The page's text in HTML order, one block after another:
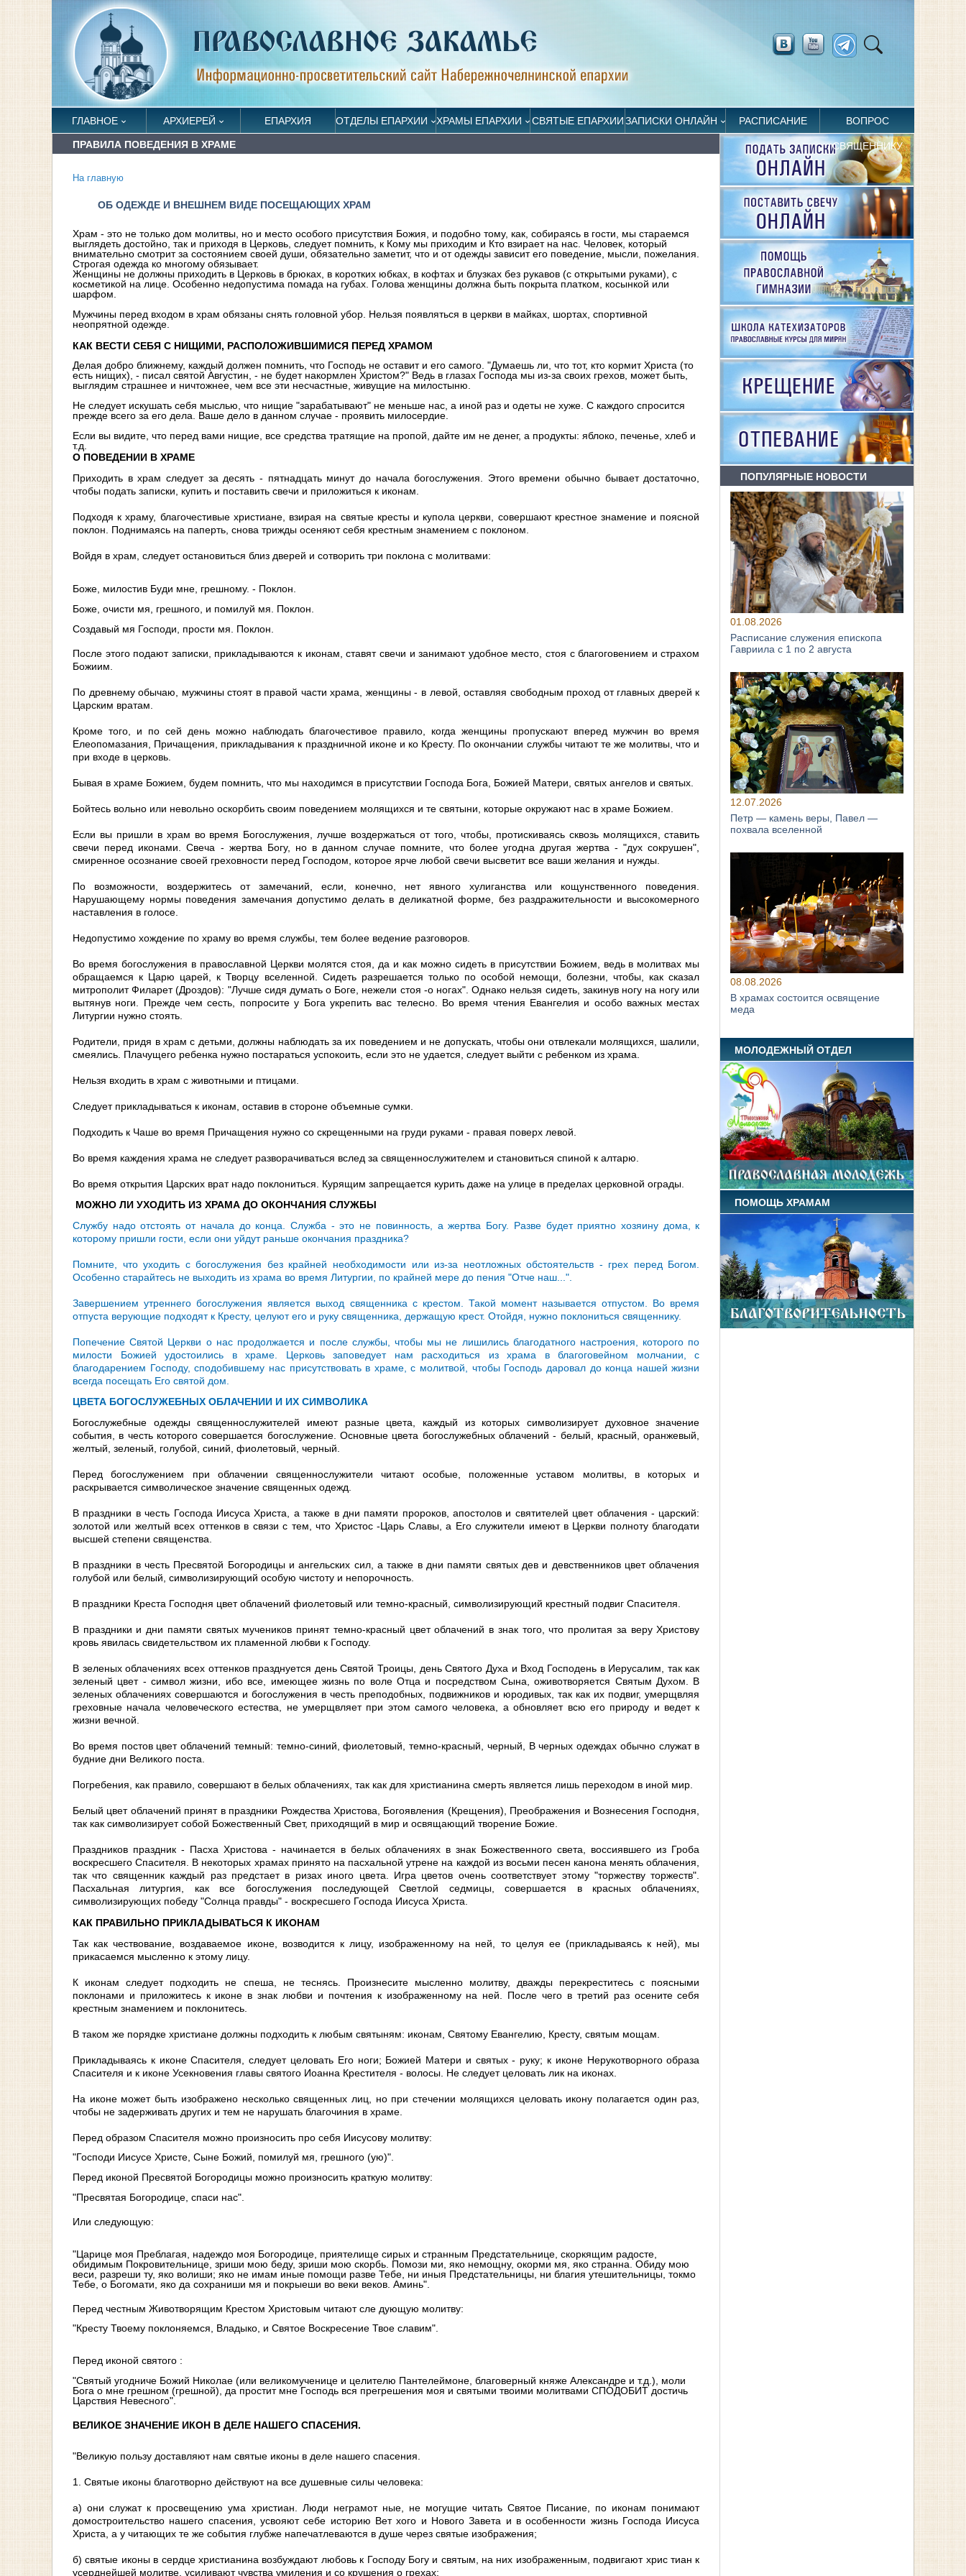
ГЛАВНОЕ АРХИЕРЕЙ ЕПАРХИЯ ОТДЕЛЫ ЕПАРХИИ ХРАМЫ ЕПАРХИИ СВЯТЫЕ ЕПАРХИИЗАПИСКИ ОНЛАЙН РАСПИСАНИЕ ВОПРОС
СВЯЩЕННИКУ
ПРАВИЛА ПОВЕДЕНИЯ В ХРАМЕ
На главную
ОБ ОДЕЖДЕ И ВНЕШНЕМ ВИДЕ ПОСЕЩАЮЩИХ ХРАМ
Храм - это не только дом молитвы, но и место особого присутствия Божия, и подобно тому, как, собираясь в гости, мы стараемся
выглядеть достойно, так и приходя в Церковь, следует помнить, к Кому мы приходим и Кто взирает на нас. Человек, который
внимательно смотрит за состоянием своей души, обязательно заметит, что и от одежды зависит его поведение, мысли, пожелания.
Строгая одежда ко многому обязывает.
Женщины не должны приходить в Церковь в брюках, в коротких юбках, в кофтах и блузках без рукавов (с открытыми руками), с
косметикой на лице. Особенно недопустима помада на губах. Голова женщины должна быть покрыта платком, косынкой или
шарфом.
Мужчины перед входом в храм обязаны снять головной убор. Нельзя появляться в церкви в майках, шортах, спортивной
неопрятной одежде.
КАК ВЕСТИ СЕБЯ С НИЩИМИ, РАСПОЛОЖИВШИМИСЯ ПЕРЕД ХРАМОМ
Делая добро ближнему, каждый должен помнить, что Господь не оставит и его самого. "Думаешь ли, что тот, кто кормит Христа (то
есть нищих), - писал святой Августин, - не будет накормлен Христом?" Ведь в глазах Господа мы из-за своих грехов, может быть,
выглядим страшнее и ничтожнее, чем все эти несчастные, живущие на милостыню.
Не следует искушать себя мыслью, что нищие "зарабатывают" не меньше нас, а иной раз и одеты не хуже. С каждого спросится
прежде всего за его дела. Ваше дело в данном случае - проявить милосердие.
Если вы видите, что перед вами нищие, все средства тратящие на пропой, дайте им не денег, а продукты: яблоко, печенье, хлеб и
т.д.
О ПОВЕДЕНИИ В ХРАМЕ
Приходить в храм следует за десять - пятнадцать минут до начала богослужения. Этого времени обычно бывает достаточно,
чтобы подать записки, купить и поставить свечи и приложиться к иконам.
Подходя к храму, благочестивые христиане, взирая на святые кресты и купола церкви, совершают крестное знамение и поясной
поклон. Поднимаясь на паперть, снова трижды осеняют себя крестным знамением с поклоном.
Войдя в храм, следует остановиться близ дверей и сотворить три поклона с молитвами:
Боже, милостив Буди мне, грешному. - Поклон.
Боже, очисти мя, грешного, и помилуй мя. Поклон.
Создавый мя Господи, прости мя. Поклон.
После этого подают записки, прикладываются к иконам, ставят свечи и занимают удобное место, стоя с благоговением и страхом
Божиим.
По древнему обычаю, мужчины стоят в правой части храма, женщины - в левой, оставляя свободным проход от главных дверей к
Царским вратам.
Кроме того, и по сей день можно наблюдать благочестивое правило, когда женщины пропускают вперед мужчин во время
Елеопомазания, Причащения, прикладывания к праздничной иконе и ко Кресту. По окончании службы читают те же молитвы, что и
при входе в церковь.
Бывая в храме Божием, будем помнить, что мы находимся в присутствии Господа Бога, Божией Матери, святых ангелов и святых.
Бойтесь вольно или невольно оскорбить своим поведением молящихся и те святыни, которые окружают нас в храме Божием.
Если вы пришли в храм во время Богослужения, лучше воздержаться от того, чтобы, протискиваясь сквозь молящихся, ставить
свечи перед иконами. Свеча - жертва Богу, но в данном случае помните, что более угодна другая жертва - "дух сокрушен",
смиренное осознание своей греховности перед Господом, которое ярче любой свечи высветит все ваши желания и нужды.
По возможности, воздержитесь от замечаний, если, конечно, нет явного хулиганства или кощунственного поведения.
Нарушающему нормы поведения замечания допустимо делать в деликатной форме, без раздражительности и высокомерного
наставления в голосе.
Недопустимо хождение по храму во время службы, тем более ведение разговоров.
Во время богослужения в православной Церкви молятся стоя, да и как можно сидеть в присутствии Божием, ведь в молитвах мы
обращаемся к Царю царей, к Творцу вселенной. Сидеть разрешается только по особой немощи, болезни, чтобы, как сказал
митрополит Филарет (Дроздов): "Лучше сидя думать о Боге, нежели стоя -о ногах". Однако нельзя сидеть, закинув ногу на ногу или
вытянув ноги. Прежде чем сесть, попросите у Бога укрепить вас телесно. Во время чтения Евангелия и особо важных местах
Литургии нужно стоять.
Родители, придя в храм с детьми, должны наблюдать за их поведением и не допускать, чтобы они отвлекали молящихся, шалили,
смеялись. Плачущего ребенка нужно постараться успокоить, если это не удается, следует выйти с ребенком из храма.
Нельзя входить в храм с животными и птицами.
Следует прикладываться к иконам, оставив в стороне объемные сумки.
Подходить к Чаше во время Причащения нужно со скрещенными на груди руками - правая поверх левой.
Во время каждения храма не следует разворачиваться вслед за священнослужителем и становиться спиной к алтарю.
Во время открытия Царских врат надо поклониться. Курящим запрещается курить даже на улице в пределах церковной ограды.
МОЖНО ЛИ УХОДИТЬ ИЗ ХРАМА ДО ОКОНЧАНИЯ СЛУЖБЫ
Службу надо отстоять от начала до конца. Служба - это не повинность, а жертва Богу. Разве будет приятно хозяину дома, к
которому пришли гости, если они уйдут раньше окончания праздника?
Помните, что уходить с богослужения без крайней необходимости или из-за неотложных обстоятельств - грех перед Богом.
Особенно старайтесь не выходить из храма во время Литургии, по крайней мере до пения "Отче наш...".
Завершением утреннего богослужения является выход священника с крестом. Такой момент называется отпустом. Во время
отпуста верующие подходят к Кресту, целуют его и руку священника, держащую крест. Отойдя, нужно поклониться священнику.
Попечение Святой Церкви о нас продолжается и после службы, чтобы мы не лишились благодатного настроения, которого по
милости Божией удостоились в храме. Церковь заповедует нам расходиться из храма в благоговейном молчании, с
благодарением Господу, сподобившему нас присутствовать в храме, с молитвой, чтобы Господь даровал до конца нашей жизни
всегда посещать Его святой дом.
ЦВЕТА БОГОСЛУЖЕБНЫХ ОБЛАЧЕНИИ И ИХ СИМВОЛИКА
Богослужебные одежды священнослужителей имеют разные цвета, каждый из которых символизирует духовное значение
события, в честь которого совершается богослужение. Основные цвета богослужебных облачений - белый, красный, оранжевый,
желтый, зеленый, голубой, синий, фиолетовый, черный.
Перед богослужением при облачении священнослужители читают особые, положенные уставом молитвы, в которых и
раскрывается символическое значение священных одежд.
В праздники в честь Господа Иисуса Христа, а также в дни памяти пророков, апостолов и святителей цвет облачения - царский:
золотой или желтый всех оттенков в связи с тем, что Христос -Царь Славы, а Его служители имеют в Церкви полноту благодати
высшей степени священства.
В праздники в честь Пресвятой Богородицы и ангельских сил, а также в дни памяти святых дев и девственников цвет облачения
голубой или белый, символизирующий особую чистоту и непорочность.
В праздники Креста Господня цвет облачений фиолетовый или темно-красный, символизирующий крестный подвиг Спасителя.
В праздники и дни памяти святых мучеников принят темно-красный цвет облачений в знак того, что пролитая за веру Христову
кровь явилась свидетельством их пламенной любви к Господу.
В зеленых облачениях всех оттенков празднуется день Святой Троицы, день Святого Духа и Вход Господень в Иерусалим, так как
зеленый цвет - символ жизни, ибо все, имеющее жизнь по воле Отца и посредством Сына, оживотворяется Святым Духом. В
зеленых облачениях совершаются и богослужения в честь преподобных, подвижников и юродивых, так как их подвиг, умерщвляя
греховные начала человеческого естества, не умерщвляет при этом самого человека, а обновляет всю его природу и ведет к
жизни вечной.
Во время постов цвет облачений темный: темно-синий, фиолетовый, темно-красный, черный, В черных одеждах обычно служат в
будние дни Великого поста.
Погребения, как правило, совершают в белых облачениях, так как для христианина смерть является лишь переходом в иной мир.
Белый цвет облачений принят в праздники Рождества Христова, Богоявления (Крещения), Преображения и Вознесения Господня,
так как символизирует собой Божественный Свет, приходящий в мир и освящающий творение Божие.
Праздников праздник - Пасха Христова - начинается в белых облачениях в знак Божественного света, воссиявшего из Гроба
воскресшего Спасителя. В некоторых храмах принято на пасхальной утрене на каждой из восьми песен канона менять облачения,
так что священник каждый раз предстает в ризах иного цвета. Игра цветов очень соответствует этому "торжеству торжеств".
Пасхальная литургия, как все богослужения последующей Светлой седмицы, совершается в красных облачениях,
символизирующих победу "Солнца правды" - воскресшего Господа Иисуса Христа.
КАК ПРАВИЛЬНО ПРИКЛАДЫВАТЬСЯ К ИКОНАМ
Так как чествование, воздаваемое иконе, возводится к лицу, изображенному на ней, то целуя ее (прикладываясь к ней), мы
прикасаемся мысленно к этому лицу.
К иконам следует подходить не спеша, не теснясь. Произнесите мысленно молитву, дважды перекреститесь с поясными
поклонами и приложитесь к иконе в знак любви и почтения к изображенному на ней. После чего в третий раз осените себя
крестным знамением и поклонитесь.
В таком же порядке христиане должны подходить к любым святыням: иконам, Святому Евангелию, Кресту, святым мощам.
Прикладываясь к иконе Спасителя, следует целовать Его ноги; Божией Матери и святых - руку; к иконе Нерукотворного образа
Спасителя и к иконе Усекновения главы святого Иоанна Крестителя - волосы. Не следует целовать лик на иконах.
На иконе может быть изображено несколько священных лиц, но при стечении молящихся целовать икону полагается один раз,
чтобы не задерживать других и тем не нарушать благочиния в храме.
Перед образом Спасителя можно произносить про себя Иисусову молитву:
"Господи Иисусе Христе, Сыне Божий, помилуй мя, грешного (ую)".
Перед иконой Пресвятой Богородицы можно произносить краткую молитву:
"Пресвятая Богородице, спаси нас".
Или следующую:
"Царице моя Преблагая, надеждо моя Богородице, приятелище сирых и странным Предстательнице, скоркящим радосте,
обидимым Покровительнице, зриши мою беду, зриши мою скорбь. Помози ми, яко немощну, окорми мя, яко странна. Обиду мою
веси, разреши ту, яко волиши; яко не имам иные помощи разве Тебе, ни иныя Предстательницы, ни благия утешительницы, токмо
Тебе, о Богомати, яко да сохраниши мя и покрыеши во веки веков. Аминь".
Перед честным Животворящим Крестом Христовым читают сле дующую молитву:
"Кресту Твоему поклоняемся, Владыко, и Святое Воскресение Твое славим".
Перед иконой святого :
"Святый угодниче Божий Николае (или великомученице и целителю Пантелеймоне, благоверный княже Александре и т.д.), моли
Бога о мне грешном (грешной), да простит мне Господь вся прегрешения моя и святыми твоими молитвами СПОДОБИТ достичь
Царствия Невесного".
ВЕЛИКОЕ ЗНАЧЕНИЕ ИКОН В ДЕЛЕ НАШЕГО СПАСЕНИЯ.
"Великую пользу доставляют нам святые иконы в деле нашего спасения.
1. Святые иконы благотворно действуют на все душевные силы человека:
а) они служат к просвещению ума христиан. Люди неграмот ные, не могущие читать Святое Писание, по иконам понимают
домостроительство нашего спасения, усвояют себе историю Вет хого и Нового Завета и в особенности жизнь Господа Иисуса
Христа, а у читающих те же события глубже напечатлеваются в душе через святые изображения;
б) святые иконы в сердце христианина возбуждают любовь к Господу Богу и святым, на них изображенным, подвигают хрис тиан к
усерднейшей молитве, усиливают чувства умиления и со крушения о грехах;
ПОПУЛЯРНЫЕ НОВОСТИ
01.08.2026
Расписание служения епископа
Гавриила с 1 по 2 августа
12.07.2026
Петр — камень веры, Павел —
похвала вселенной
08.08.2026
В храмах состоится освящение
меда
МОЛОДЕЖНЫЙ ОТДЕЛ
ПОМОЩЬ ХРАМАМ